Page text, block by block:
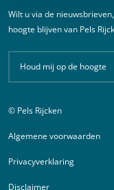
Wilt u via de
hoogte blijven van Pels
Houd mij op de hoogte
Juridische
© Pels Rijcken
Algemene voorwaarden
Privacyverklaring
Disclaimer